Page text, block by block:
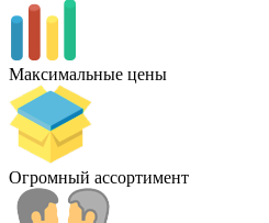
Максимальные цены
Огромный ассортимент